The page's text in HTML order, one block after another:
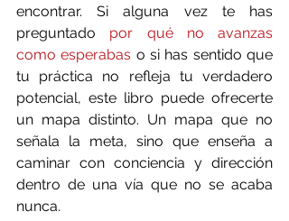
encontrar. Si alguna vez te has
preguntado por qué no avanzas
como esperabas o si has sentido que
tu práctica no refleja tu verdadero
potencial, este libro puede ofrecerte
un mapa distinto. Un mapa que no
señala la meta, sino que enseña a
caminar con conciencia y dirección
dentro de una vía que no se acaba
nunca.